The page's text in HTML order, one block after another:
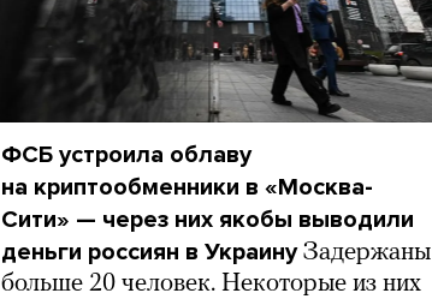
ФСБ устроила облаву
на криптообменники в «Москва-
Сити» — через них якобы выводили
деньги россиян в Украину Задержаны
больше 20 человек. Некоторые из них